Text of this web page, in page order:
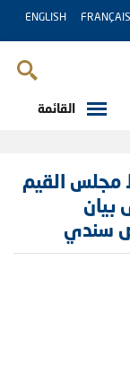
FRANÇAIS
ENGLISH
القائمة
العقاري و السياحي- يحيط مجلس القيم
مجلس القيم
بيان
سندي